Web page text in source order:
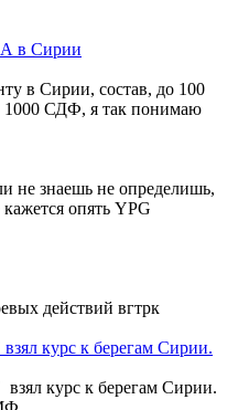
в Сирии
в Сирии, состав, до 100
СДФ, я так понимаю
не знаешь не определишь,
опять YPG
действий вгтрк
курс к берегам Сирии.
курс к берегам Сирии.